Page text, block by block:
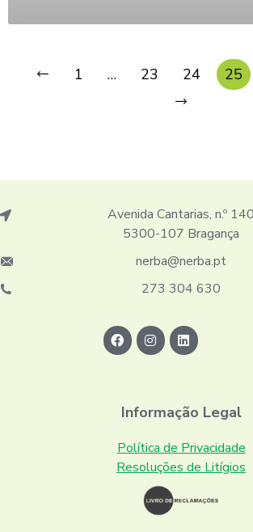
1 … 23 24 25
Avenida Cantarias, n.º 140
5300-107 Bragança
nerba@nerba.pt
273 304 630
Informação Legal
Política de Privacidade
Resoluções de Litígios